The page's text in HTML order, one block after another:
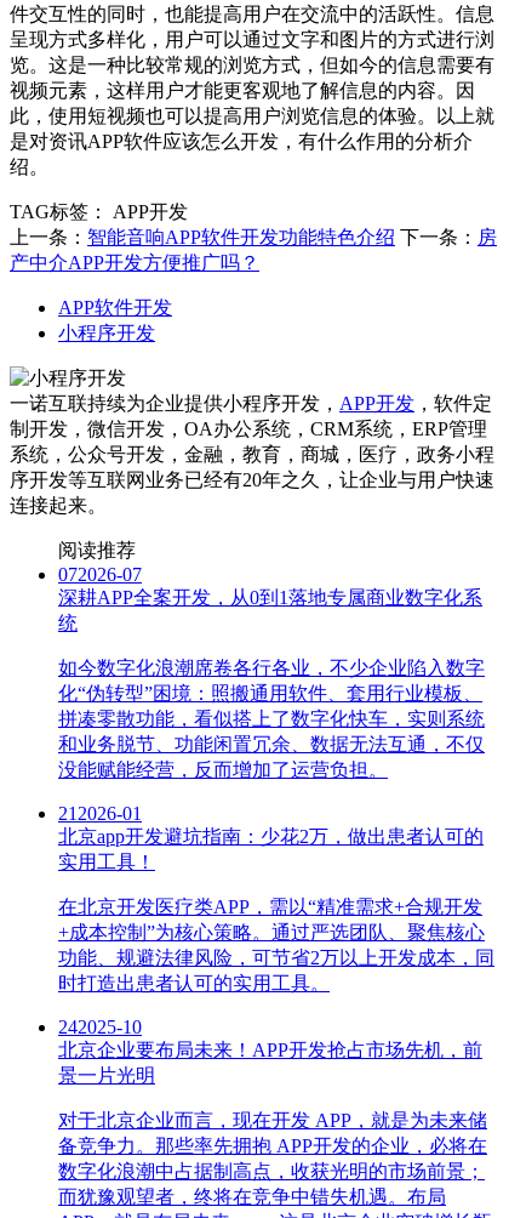
件交互性的同时，也能提高用户在交流中的活跃性。信息
呈现方式多样化，用户可以通过文字和图片的方式进行浏
览。这是一种比较常规的浏览方式，但如今的信息需要有
视频元素，这样用户才能更客观地了解信息的内容。因
此，使用短视频也可以提高用户浏览信息的体验。以上就
是对资讯APP软件应该怎么开发，有什么作用的分析介
绍。
TAG标签：
APP开发
上一条： 智能音响APP软件开发功能特色介绍 下一条： 房
产中介APP开发方便推广吗？
APP软件开发
小程序开发
一诺互联持续为企业提供小程序开发， APP开发 ，软件定
制开发，微信开发，OA办公系统，CRM系统，ERP管理
系统，公众号开发，金融，教育，商城，医疗，政务小程
序开发等互联网业务已经有20年之久，让企业与用户快速
连接起来。
阅读推荐
072026-07
深耕APP全案开发，从0到1落地专属商业数字化系
统
如今数字化浪潮席卷各行各业，不少企业陷入数字
化“伪转型”困境：照搬通用软件、套用行业模板、
拼凑零散功能，看似搭上了数字化快车，实则系统
和业务脱节、功能闲置冗余、数据无法互通，不仅
没能赋能经营，反而增加了运营负担。
21 2026-01
北京app开发避坑指南：少花2万，做出患者认可的
实用工具！
在北京开发医疗类APP，需以“精准需求+合规开发
+成本控制”为核心策略。通过严选团队、聚焦核心
功能、规避法律风险，可节省2万以上开发成本，同
时打造出患者认可的实用工具。
242025-10
北京企业要布局未来！APP开发抢占市场先机，前
景一片光明
对于北京企业而言，现在开发 APP，就是为未来储
备竞争力。那些率先拥抱 APP开发的企业，必将在
数字化浪潮中占据制高点，收获光明的市场前景；
而犹豫观望者，终将在竞争中错失机遇。布局